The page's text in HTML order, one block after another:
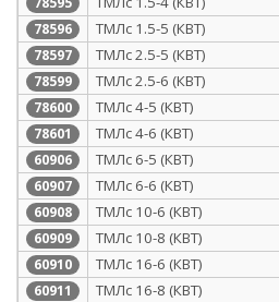
78596 ТМЛс 1.5-5 (КВТ)
78597 ТМЛс 2.5-5 (КВТ)
78599 ТМЛс 2.5-6 (КВТ)
78600 ТМЛс 4-5 (КВТ)
78601 ТМЛс 4-6 (КВТ)
60906 ТМЛс 6-5 (КВТ)
60907 ТМЛс 6-6 (КВТ)
60908 ТМЛс 10-6 (КВТ)
60909 ТМЛс 10-8 (КВТ)
60910 ТМЛс 16-6 (КВТ)
60911 ТМЛс 16-8 (КВТ)